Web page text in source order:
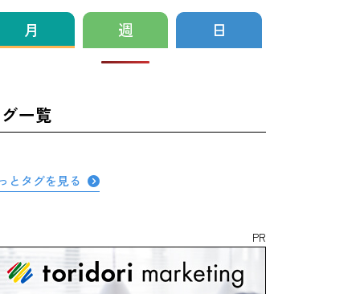
月 週 日
一覧
とタグを見る
PR